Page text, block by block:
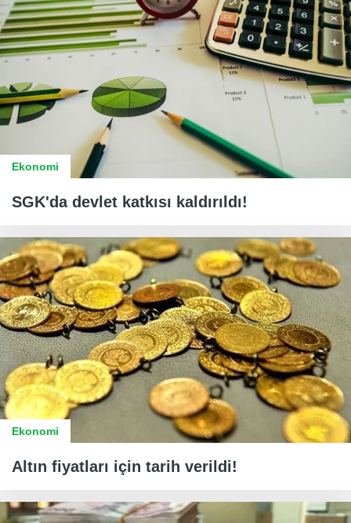
Ekonomi
SGK'da devlet katkısı kaldırıldı!
Ekonomi
Altın fiyatları için tarih verildi!